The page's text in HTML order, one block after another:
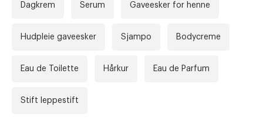
Dagkrem Serum Gaveesker for henne
Hudpleie gaveesker Sjampo Bodycreme
Eau de Toilette Hårkur Eau de Parfum
Stift leppestift